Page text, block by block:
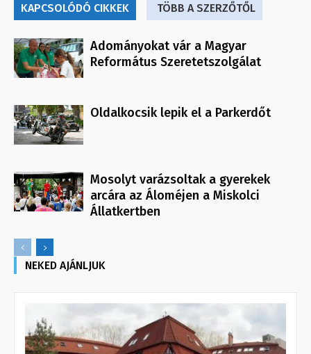
KAPCSOLÓDÓ CIKKEK TÖBB A SZERZŐTŐL
Adományokat vár a Magyar
Református Szeretetszolgálat
Oldalkocsik lepik el a Parkerdőt
Mosolyt varázsoltak a gyerekek
arcára az Áloméjen a Miskolci
Állatkertben
NEKED AJÁNLJUK